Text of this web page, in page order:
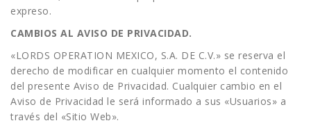
expreso.
CAMBIOS AL AVISO DE PRIVACIDAD.
«LORDS OPERATION MEXICO, S.A. DE C.V.» se reserva el
derecho de modificar en cualquier momento el contenido
del presente Aviso de Privacidad. Cualquier cambio en el
Aviso de Privacidad le será informado a sus «Usuarios» a
través del «Sitio Web».